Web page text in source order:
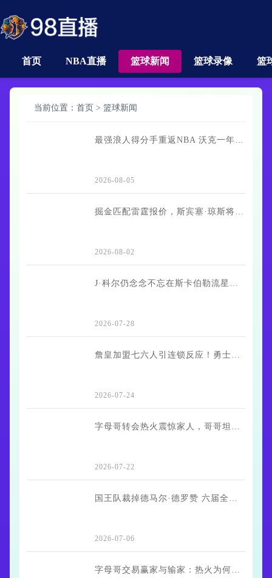
首页 NBA直播 篮球新闻 篮球录像 篮
当前位置： 首页 > 篮球新闻
最强浪人得分手重返NBA 沃克一年短约加盟掘金
2026-08-05
掘金匹配雷霆报价，斯宾塞·琼斯将留队第三年
2026-08-02
J·科尔仍念念不忘在斯卡伯勒流星队拿下的六分
2026-07-28
詹皇加盟七六人引连锁反应！勇士、骑士争抢NBA弃将海佐尼亚
2026-07-24
字母哥转会热火震惊家人，哥哥坦言“我真的不知道”
2026-07-22
国王队裁掉德马尔·德罗赞 六届全明星球员将成自由身
2026-07-06
字母哥交易赢家与输家：热火为何喜忧参半，尼克斯成大赢家